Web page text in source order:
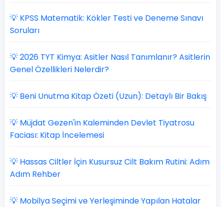
💡 KPSS Matematik: Kökler Testi ve Deneme Sınavı
Soruları
💡 2026 TYT Kimya: Asitler Nasıl Tanımlanır? Asitlerin
Genel Özellikleri Nelerdir?
💡 Beni Unutma Kitap Özeti (Uzun): Detaylı Bir Bakış
💡 Müjdat Gezen'in Kaleminden Devlet Tiyatrosu
Faciası: Kitap İncelemesi
💡 Hassas Ciltler İçin Kusursuz Cilt Bakım Rutini: Adım
Adım Rehber
💡 Mobilya Seçimi ve Yerleşiminde Yapılan Hatalar